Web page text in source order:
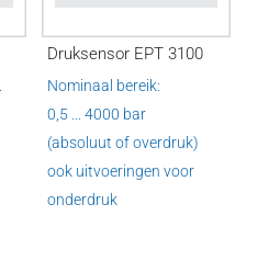
Druksensor EPT 3100
Nominaal bereik:
0,5 ... 4000 bar
(absoluut of overdruk)
ook uitvoeringen voor
onderdruk